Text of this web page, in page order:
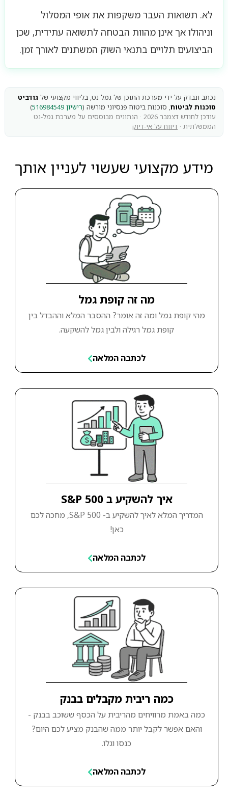
לא. תשואות העבר משקפות את אופי המסלול
וניהולו אך אינן מהוות הבטחה לתשואה עתידית, שכן
הביצועים תלויים בתנאי השוק המשתנים לאורך זמן.
נכתב ונבדק על ידי מערכת התוכן של גמל נט, בליווי מקצועי של גודביט
סוכנות לביטוח, סוכנות ביטוח פנסיוני מורשה (רישיון 516984549
)
עודכן לחודש דצמבר 2026 · הנתונים מבוססים על מערכת גמל-נט
הממשלתית · דיווח על אי-דיוק
מידע מקצועי שעשוי לעניין אותך
מה זה קופת גמל
מהי קופת גמל ומה זה אומר? ההסבר המלא וההבדל בין
קופת גמל רגילה ולבין גמל להשקעה.
לכתבה המלאה
איך להשקיע ב S&P 500
המדריך המלא לאיך להשקיע ב- S&P 500, מחכה לכם
כאן!
לכתבה המלאה
כמה ריבית מקבלים בבנק
כמה באמת מרוויחים מהריבית על הכסף ששוכב בבנק -
והאם אפשר לקבל יותר ממה שהבנק מציע לכם היום?
כנסו וגלו.
לכתבה המלאה